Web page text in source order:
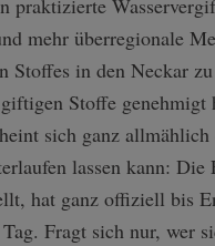
praktizierte
mehr überregionale
Stoffes in den Neckar
Stoffe genehmigt
sich ganz
lassen kann:
hat ganz offiziell bis
Fragt sich nur, wer